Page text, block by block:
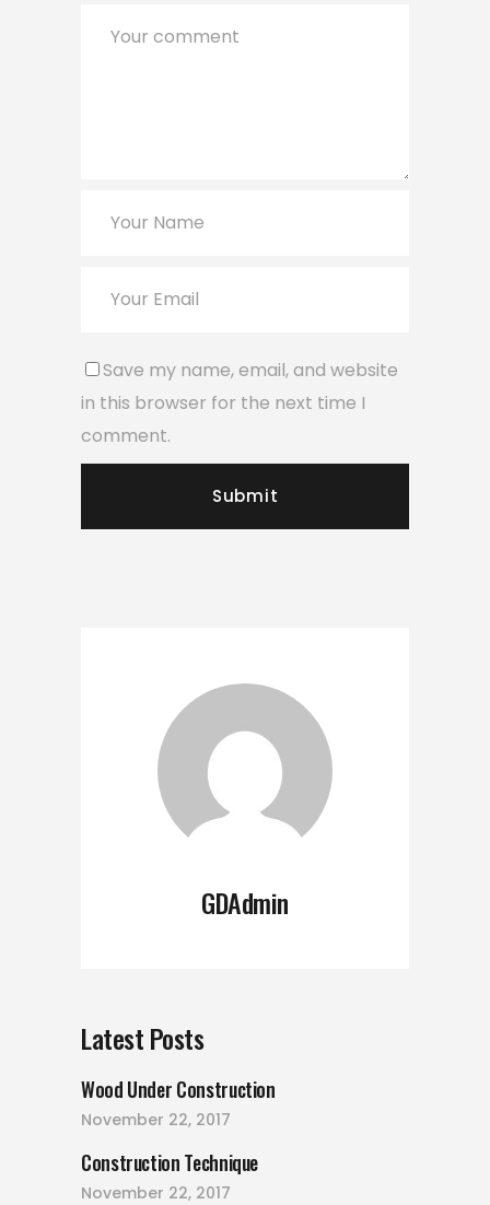
Save my name, email, and website
in this browser for the next time I
comment.
GDAdmin
Latest Posts
Wood Under Construction
November 22, 2017
Construction Technique
November 22, 2017